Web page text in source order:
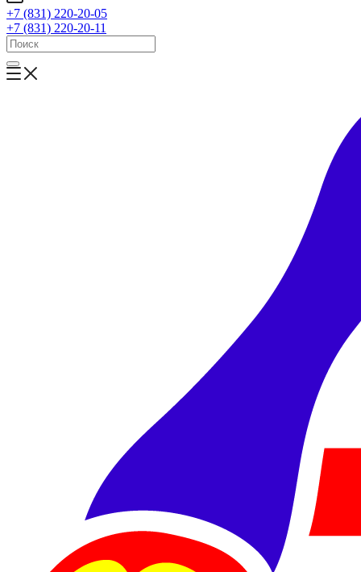
+7 (831) 220-20-05
+7 (831) 220-20-11